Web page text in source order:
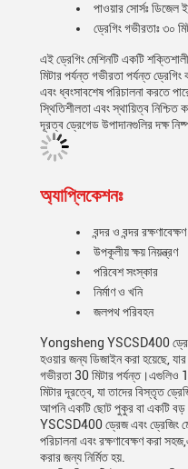
পাওয়ার সোর্সঃ ডিজেল
ড্রেগিং গভীরতাঃ ৩০
এই ড্রেগিং মেশিনটি একটি
মিটার পর্যন্ত গভীরতা পর্যন্ত
এবং ধ্বংসাবশেষ পরিচালনা করতে
স্থিতিশীলতা এবং স্থায়িত্ব
দূরত্ব ড্রেগেড উপাদানগুলির দক্ষ
অ্যাপ্লিকেশনঃ
বন্দর ও বন্দর রক্ষণাবেক্ষণ
উপকূলীয় ক্ষয় নিয়ন্ত্রণ
পরিবেশ সংস্কার
নির্মাণ ও খনি
জলপথ পরিবহন
Yongsheng YSCSD400 ড্রেজ
হওয়ার জন্য ডিজাইন করা হয়েছে,
গভীরতা 30 মিটার পর্যন্ত।এগুলিও 1
মিটার দূরত্বে, যা তাদের বিস্তৃত
আপনি একটি ছোট পুকুর বা একটি
YSCSD400 ড্রেজ এবং ড্রেজিং
পরিচালনা এবং রক্ষণাবেক্ষণ করা
করার জন্য নির্মিত হয়.